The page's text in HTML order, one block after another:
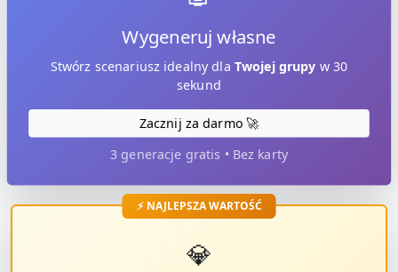
Wygeneruj własne
Stwórz scenariusz idealny dla Twojej grupy w 30
sekund
Zacznij za darmo 🚀
3 generacje gratis • Bez karty
⚡ NAJLEPSZA WARTOŚĆ
💎